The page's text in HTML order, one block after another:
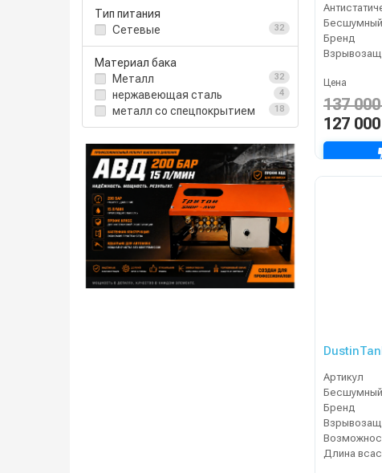
Тип питания
Сетевые
32
Материал бака
Металл
32
нержавеющая сталь 4
металл со спецпокрытием 18
Бренд
Цена
137
127
Артикул
Бренд